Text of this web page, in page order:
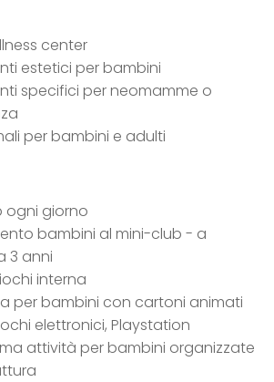
center
estetici per bambini
specifici per neomamme o
per bambini e adulti
ogni giorno
bambini al mini-club - a
3 anni
interna
per bambini con cartoni animati
elettronici, Playstation
attività per bambini organizzate